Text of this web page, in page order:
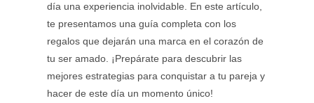
día una experiencia inolvidable. En este artículo,
te presentamos una guía completa con los
regalos que dejarán una marca en el corazón de
tu ser amado. ¡Prepárate para descubrir las
mejores estrategias para conquistar a tu pareja y
hacer de este día un momento único!